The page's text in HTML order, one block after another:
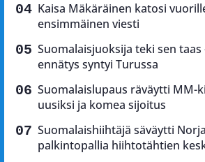
Kaisa Mäkäräinen katosi
ensimmäinen viesti
Suomalaisjuoksija teki sen taas
ennätys syntyi Turussa
Suomalaislupaus räväytti MM-
uusiksi ja komea sijoitus
Suomalaishiihtäjä säväytti
palkintopallia hiihtotähtien